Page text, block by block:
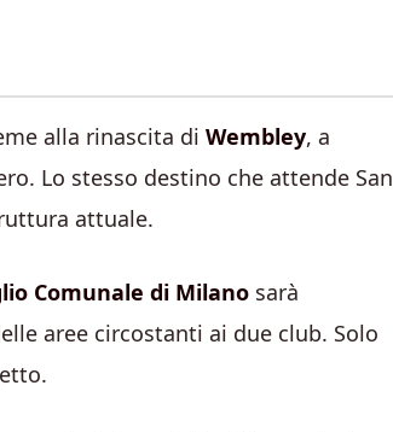
alla rinascita di Wembley, a
Lo stesso destino che attende San
attuale.
Comunale di Milano sarà
aree circostanti ai due club. Solo